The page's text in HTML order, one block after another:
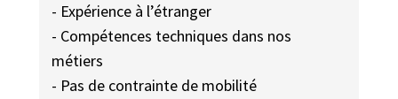
- Expérience à l’étranger
- Compétences techniques dans nos
métiers
- Pas de contrainte de mobilité